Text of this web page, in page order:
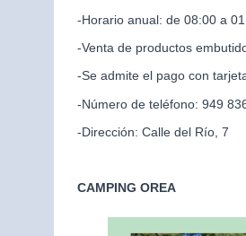
-Horario anual: de 08:00 a
-Venta de productos
-Se admite el pago con
-Número de teléfono: 949
-Dirección: Calle del Río, 7
CAMPING OREA